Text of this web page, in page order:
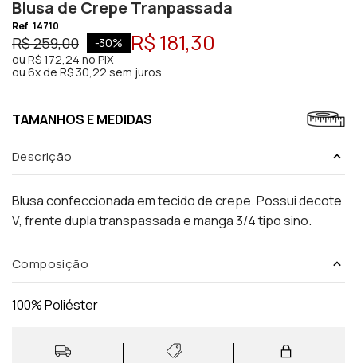
Blusa de Crepe Tranpassada
Ref 14710
R$ 259,00 -30% R$ 181,30
ou R$ 172,24 no PIX
ou 6x de R$ 30,22 sem juros
TAMANHOS E MEDIDAS
Descrição
Blusa confeccionada em tecido de crepe. Possui decote
V, frente dupla transpassada e manga 3/4 tipo sino.
Composição
100% Poliéster